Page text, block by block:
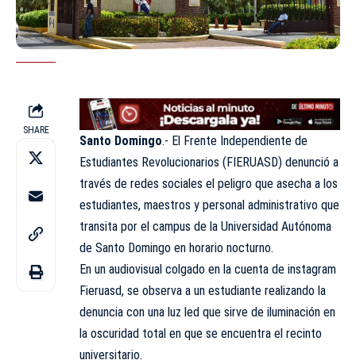
SHARE
Santo Domingo.- El Frente Independiente de
Estudiantes Revolucionarios (FIERUASD) denunció a
través de redes sociales el peligro que asecha a los
estudiantes, maestros y personal administrativo que
transita por el campus de la Universidad Autónoma
de Santo Domingo en horario nocturno.
En un audiovisual colgado en la cuenta de instagram
Fieruasd, se observa a un estudiante realizando la
denuncia con una luz led que sirve de iluminación en
la oscuridad total en que se encuentra el recinto
universitario.